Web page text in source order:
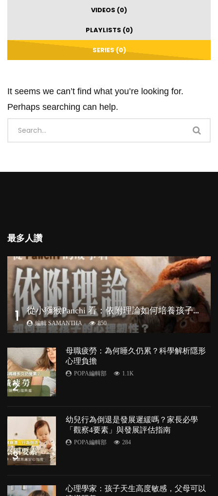
VIDEOS (0)
PLAYLISTS (0)
SERIES (0)
It seems we can’t find what you’re looking for.
Perhaps searching can help.
最多人讚
1 從
小獼猴Panchi 看：依附理論如何培養孩子心理韌性？
編輯 SAMANTHA 850
2
母職疲勞：為何睡久仍累？科學解析隱形
心理負擔
POPA編輯部 1.1K
3
幼兒行為倒退是發展遲緩嗎？家長必學
「觀察4要素」與發展評估指南
POPA編輯部 284
心理學家：孩子天生高度敏感，父母可以